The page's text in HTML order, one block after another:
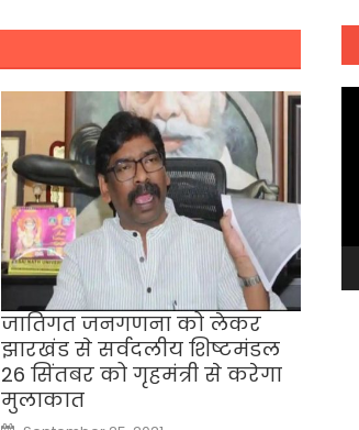
जातिगत जनगणना को लेकर
झारखंड से सर्वदलीय शिष्टमंडल
26 सिंतबर को गृहमंत्री से करेगा
मुलाकात